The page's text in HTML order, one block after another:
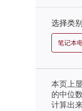
选择类别
笔记本
本页上
的中位
计算出来